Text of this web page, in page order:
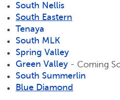
South Nellis
South Eastern
Tenaya
South MLK
Spring Valley
Green Valley - Coming
South Summerlin
Blue Diamond